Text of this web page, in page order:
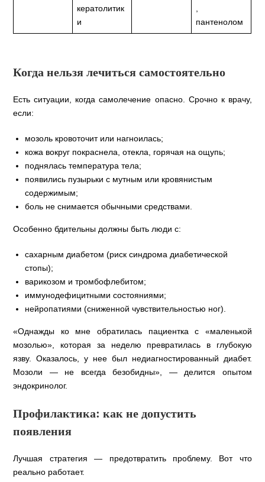
кератолитик
и
пантенолом
Когда нельзя лечиться самостоятельно
Есть ситуации, когда самолечение опасно. Срочно к врачу,
если:
мозоль кровоточит или нагноилась;
кожа вокруг покраснела, отекла, горячая на ощупь;
поднялась температура тела;
появились пузырьки с мутным или кровянистым
содержимым;
боль не снимается обычными средствами.
Особенно бдительны должны быть люди с:
сахарным диабетом (риск синдрома диабетической
стопы);
варикозом и тромбофлебитом;
иммунодефицитными состояниями;
нейропатиями (сниженной чувствительностью ног).
«Однажды ко мне обратилась пациентка с «маленькой
мозолью», которая за неделю превратилась в глубокую
язву. Оказалось, у нее был недиагностированный диабет.
Мозоли — не всегда безобидны», — делится опытом
эндокринолог.
Профилактика: как не допустить
появления
Лучшая стратегия — предотвратить проблему. Вот что
реально работает.